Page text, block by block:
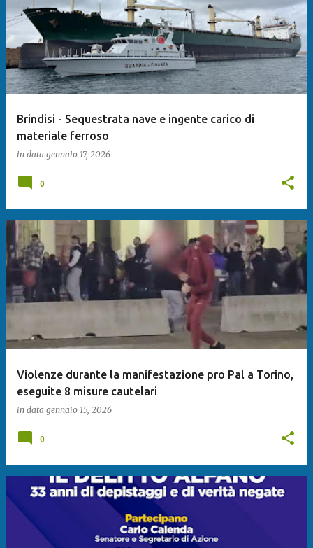
Brindisi - Sequestrata nave e ingente carico di
materiale ferroso
in data gennaio 17, 2026
0
Violenze durante la manifestazione pro Pal a Torino,
eseguite 8 misure cautelari
in data gennaio 15, 2026
0